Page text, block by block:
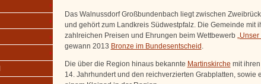
Das Walnussdorf Großbundenbach liegt zwischen
und gehört zum Landkreis Südwestpfalz. Die Gemeinde mit
zahlreichen Preisen und Ehrungen beim Wettbewerb
gewann 2013 Bronze im Bundesentscheid
Die über die Region hinaus bekannte Martinskirche mit
14. Jahrhundert und den reichverzierten Grabplatten, sowie